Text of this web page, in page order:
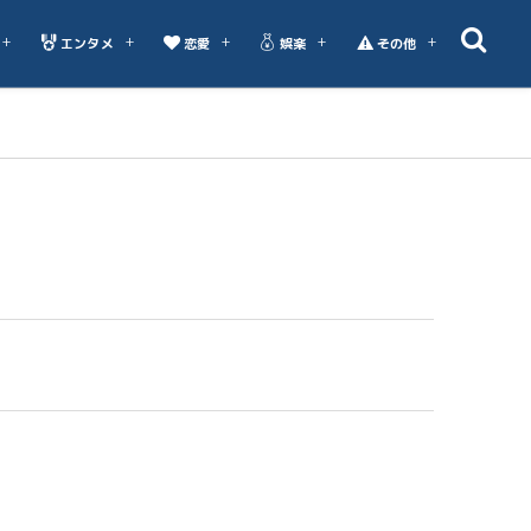
エンタメ 恋愛 娯楽 その他